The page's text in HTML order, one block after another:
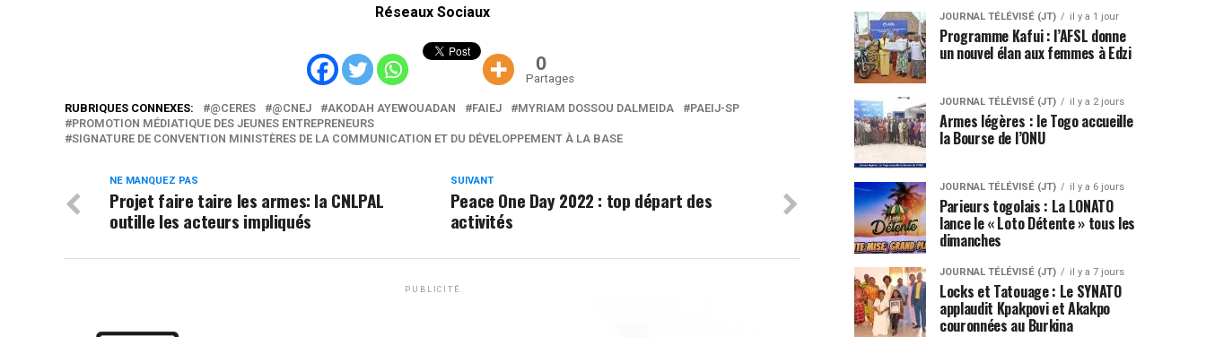
Réseaux Sociaux
0
Partages
RUBRIQUES CONNEXES: @CERES @CNEJ AKODAH AYEWOUADAN FAIEJ MYRIAM DOSSOU DALMEIDA
PAEIJ-SP
PROMOTION MÉDIATIQUE DES JEUNES ENTREPRENEURS
SIGNATURE DE CONVENTION MINISTÈRES DE LA COMMUNICATION ET DU DÉVELOPPEMENT À LA BASE
SUIVANT
Peace One Day 2022 : top départ des
activités
NE MANQUEZ PAS
Projet faire taire les armes: la CNLPAL
outille les acteurs impliqués
PUBLICITÉ
JOURNAL TÉLÉVISÉ (JT) il y a 1 jour
Programme Kafui : l’AFSL donne
un nouvel élan aux femmes à Edzi
JOURNAL TÉLÉVISÉ (JT) il y a 2 jours
Armes légères : le Togo accueille
la Bourse de l’ONU
JOURNAL TÉLÉVISÉ (JT) il y a 6 jours
Parieurs togolais : La LONATO
lance le « Loto Détente » tous les
dimanches
JOURNAL TÉLÉVISÉ (JT) il y a 7 jours
Locks et Tatouage : Le SYNATO
applaudit Kpakpovi et Akakpo
couronnées au Burkina